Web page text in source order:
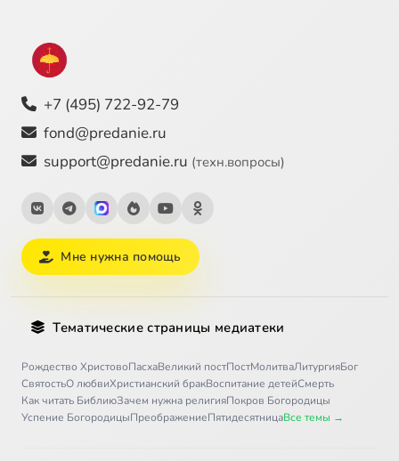
+7 (495) 722-92-79
fond@predanie.ru
support@predanie.ru (техн.вопросы)
Мне нужна помощь
Тематические страницы медиатеки
Рождество ХристовоПасхаВеликий постПостМолитваЛитургияБог
СвятостьО любвиХристианский бракВоспитание детейСмерть
Как читать БиблиюЗачем нужна религияПокров Богородицы
Успение БогородицыПреображениеПятидесятницаВсе темы →